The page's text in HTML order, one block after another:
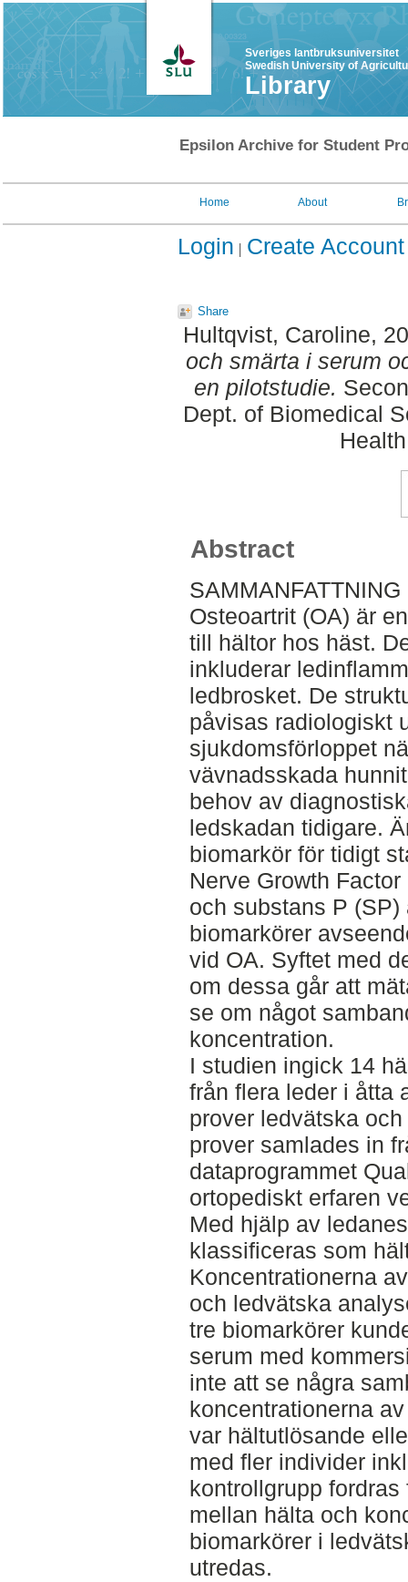
Sveriges lantbruksuniversitet
Swedish University of
Library
Epsilon Archive for Student
Home About
Login Create Account
Share
Hultqvist, Caroline,
och smärta i serum
en pilotstudie.
Dept. of Biomedical
Abstract
SAMMANFATTNING
Osteoartrit (OA) är
till hältor hos häst.
inkluderar
ledbrosket. De
påvisas radiologiskt
sjukdomsförloppet
vävnadsskada
behov av
ledskadan tidigare.
biomarkör för tidigt
Nerve Growth
och substans P
biomarkörer
vid OA. Syftet med
om dessa går att
se om något
koncentration.
I studien ingick 14
från flera leder i åtta
prover ledvätska
prover samlades in
dataprogrammet
ortopediskt erfaren
Med hjälp av
klassificeras som
Koncentrationerna
och ledvätska
tre biomarkörer
serum med
inte att se några
koncentrationerna
var hältutlösande
med fler individer
kontrollgrupp
mellan hälta och
biomarkörer i
utredas.